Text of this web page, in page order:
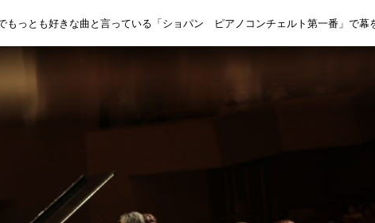
もっとも好きな曲と言っている「ショパン ピアノコンチェルト第一番」で幕